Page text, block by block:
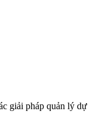
giải pháp quản lý dự